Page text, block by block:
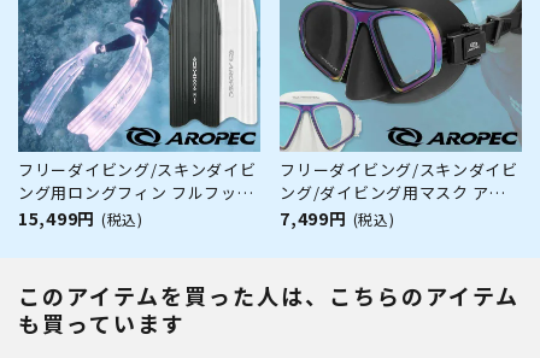
フリーダイビング/スキンダイビ
ング用ロングフィン フルフット
タイプ【FFL Ultra Channel-
ペック)
15,499円 (税込)
フリーダイビング/スキンダイビ
ング/ダイビング用マスク アル
ミフレーム オーロラ加工 曇り止
ダイビングマスク】AROPEC(ア
ロペック)
7,499円 (税込)
このアイテムを買った人は、こちらのアイテム
も買っています